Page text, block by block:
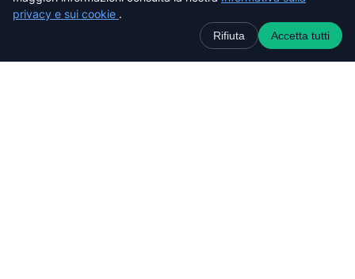
Prato
privacy e sui cookie .
Rifiuta Accetta tutti